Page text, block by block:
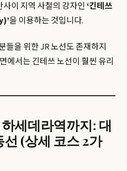
이 지역 사철의 강자인 ‘긴테쓰
을 이용하는 것입니다.
들을 위한 JR 노선도 존재하지
에서는 긴테쓰 노선이 훨씬 유리
세데라역까지: 대
(상세 코스 2가